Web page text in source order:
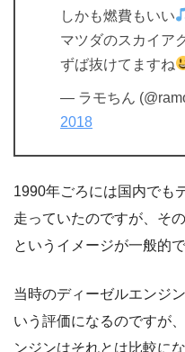
しかも燃費もいい
マツダのスカイア
ずば抜けてますね
— ラモちん
2018
1990年ごろには国内でも
走っていたのですが、そ
というイメージが一般的で
当時のディーゼルエンジ
いう評価になるのですが
ンジンはそれとは比較に